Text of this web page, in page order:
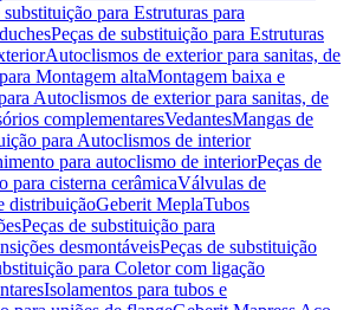
substituição para Estruturas para
Peças de substituição para Estruturas
Autoclismos de exterior para sanitas, de
Montagem altaMontagem baixa e
Autoclismos de exterior para sanitas, de
complementaresVedantesMangas de
para Autoclismos de interior
para autoclismo de interiorPeças de
para cisterna cerâmicaVálvulas de
distribuiçãoGeberit MeplaTubos
Peças de substituição para
desmontáveisPeças de substituição
para Coletor com ligação
Isolamentos para tubos e